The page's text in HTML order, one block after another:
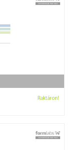
Raktáron!